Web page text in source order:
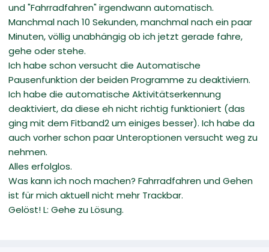
und "Fahrradfahren" irgendwann automatisch.
Manchmal nach 10 Sekunden, manchmal nach ein paar
Minuten, völlig unabhängig ob ich jetzt gerade fahre,
gehe oder stehe.
Ich habe schon versucht die Automatische
Pausenfunktion der beiden Programme zu deaktiviern.
Ich habe die automatische Aktivitätserkennung
deaktiviert, da diese eh nicht richtig funktioniert (das
ging mit dem Fitband2 um einiges besser). Ich habe da
auch vorher schon paar Unteroptionen versucht weg zu
nehmen.
Alles erfolglos.
Was kann ich noch machen? Fahrradfahren und Gehen
ist für mich aktuell nicht mehr Trackbar.
Gelöst! L: Gehe zu Lösung.